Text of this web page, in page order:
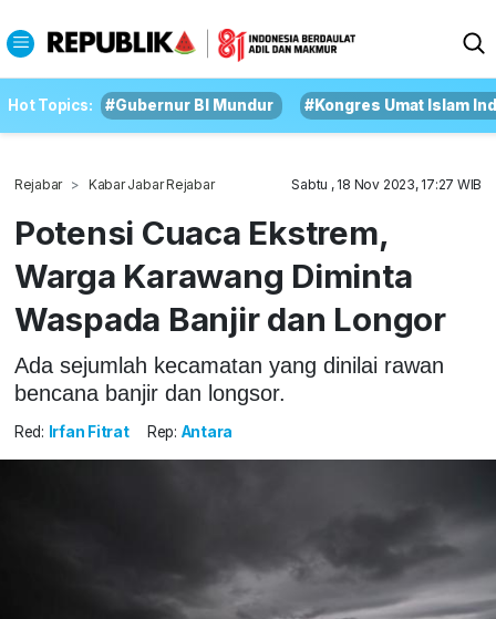
Hot Topics: #Gubernur BI Mundur #Kongres Umat Islam
Rejabar Kabar Jabar Rejabar Sabtu , 18 Nov 2023, 17:27 WIB
Potensi Cuaca Ekstrem,
Warga Karawang Diminta
Waspada Banjir dan Longor
Ada sejumlah kecamatan yang dinilai rawan
bencana banjir dan longsor.
Red: Irfan Fitrat Rep: Antara